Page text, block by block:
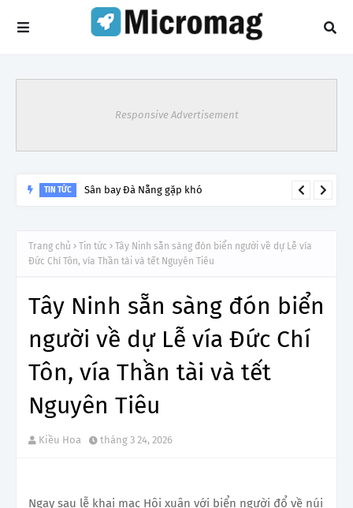
Responsive Advertisement
TIN TỨC Lý do tạm dừng khai thác một số đường bay từ 1/4
Trang chủ Tin tức
Tây Ninh sẵn sàng đón biển người về dự Lễ vía
Đức Chí Tôn, vía Thần tài và tết Nguyên Tiêu
Tây Ninh sẵn sàng đón biển
người về dự Lễ vía Đức Chí
Tôn, vía Thần tài và tết
Nguyên Tiêu
Kiều Hoa tháng 3 24, 2026
Ngay sau lễ khai mạc Hội xuân với biển người đổ về núi